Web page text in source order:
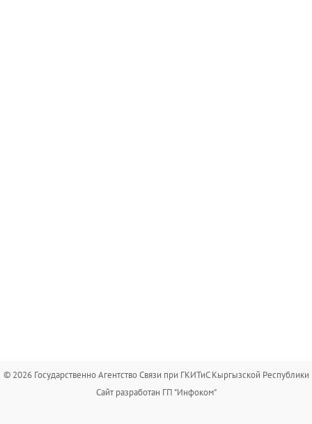
© 2026 Государственно Агентство Связи при ГКИТиС Кыргызской Республики
Сайт разработан ГП "Инфоком"